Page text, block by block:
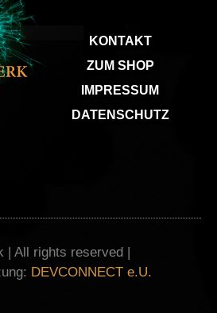
KONTAKT
ZUM SHOP
IMPRESSUM
DATENSCHUTZ
All rights reserved |
DEVCONNECT e.U.